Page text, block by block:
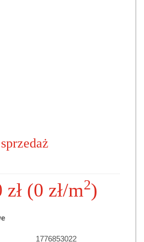
(0 zł/m2)
1776853022